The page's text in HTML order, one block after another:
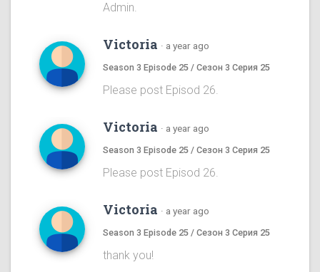
Admin.
Victoria · a year ago
Season 3 Episode 25 / Сезон 3 Серия 25
Please post Episod 26.
Victoria · a year ago
Season 3 Episode 25 / Сезон 3 Серия 25
Please post Episod 26.
Victoria · a year ago
Season 3 Episode 25 / Сезон 3 Серия 25
thank you!